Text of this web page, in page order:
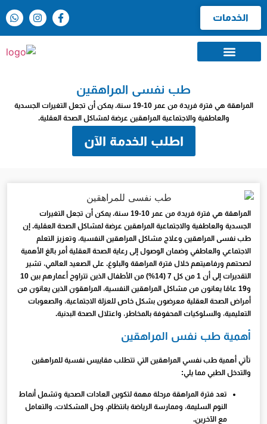
الخدمات
طب نفسى المراهقين
المراهقة هي فترة فريدة من عمر 10-19 سنة. يمكن أن تجعل التغيرات الجسدية
والعاطفية والاجتماعية المراهقين عرضة لمشاكل الصحة العقلية.
اطلب الخدمة الآن
المراهقة هي فترة فريدة من عمر 10-19 سنة. يمكن أن تجعل التغيرات
الجسدية والعاطفية والاجتماعية المراهقين عرضة لمشاكل الصحة العقلية. إن
طب نفسى المراهقين وعلاج مشاكل المراهقين النفسية، وتعزيز التعلم
الاجتماعي والعاطفي وضمان الوصول إلى رعاية الصحة العقلية أمر بالغ الأهمية
لصحتهم ورفاهيتهم خلال فترة المراهقة والبلوغ. على الصعيد العالمي، تشير
التقديرات إلى أن 1 من كل 7 (14%) من الأطفال الذين تتراوح أعمارهم بين 10
و19 عامًا يعانون من مشاكل المراهقين النفسية، المراهقون الذين يعانون من
أمراض الصحة العقلية معرضون بشكل خاص للعزلة الاجتماعية، والصعوبات
التعليمية، والسلوكيات المحفوفة بالمخاطر، واعتلال الصحة البدنية.
أهمية طب نفس المراهقين
تأتي أهمية طب نفسي المراهقين التي تتطلب مقاييس نفسية للمراهقين
والتدخل الطبي مما يلي:
تعد فترة المراهقة مرحلة مهمة لتكوين العادات الصحية وتشمل أنماط
النوم السليمة، وممارسة الرياضة بانتظام، وحل المشكلات، والتعامل
مع الآخرين.